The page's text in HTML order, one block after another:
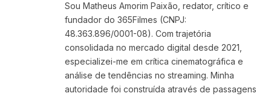
Sou Matheus Amorim Paixão, redator, crítico e
fundador do 365Filmes (CNPJ:
48.363.896/0001-08). Com trajetória
consolidada no mercado digital desde 2021,
especializei-me em crítica cinematográfica e
análise de tendências no streaming. Minha
autoridade foi construída através de passagens